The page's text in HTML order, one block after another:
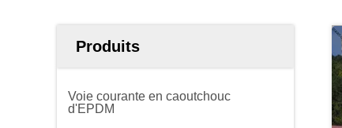
Produits
Voie courante en caoutchouc
d'EPDM